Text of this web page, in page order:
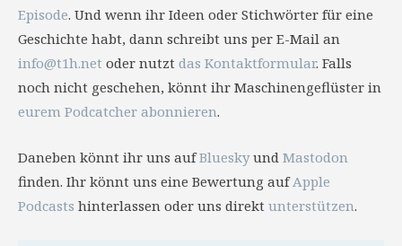
Episode. Und wenn ihr Ideen oder Stichwörter für eine
Geschichte habt, dann schreibt uns per E-Mail an
info@t1h.net oder nutzt das Kontaktformular. Falls
noch nicht geschehen, könnt ihr Maschinengeflüster in
eurem Podcatcher abonnieren.
Daneben könnt ihr uns aufBlueskyund Mastodon
finden. Ihr könnt uns eine Bewertung aufApple
Podcasts hinterlassen oder uns direkt unterstützen.